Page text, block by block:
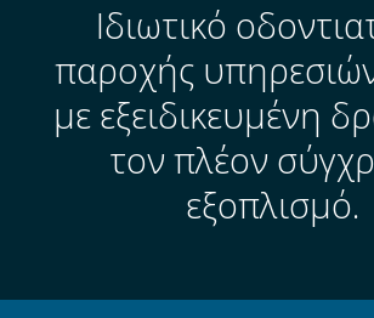
Ιδιωτικό
παροχής
με εξειδικευμένη
τον πλέον
εξοπλισμό.